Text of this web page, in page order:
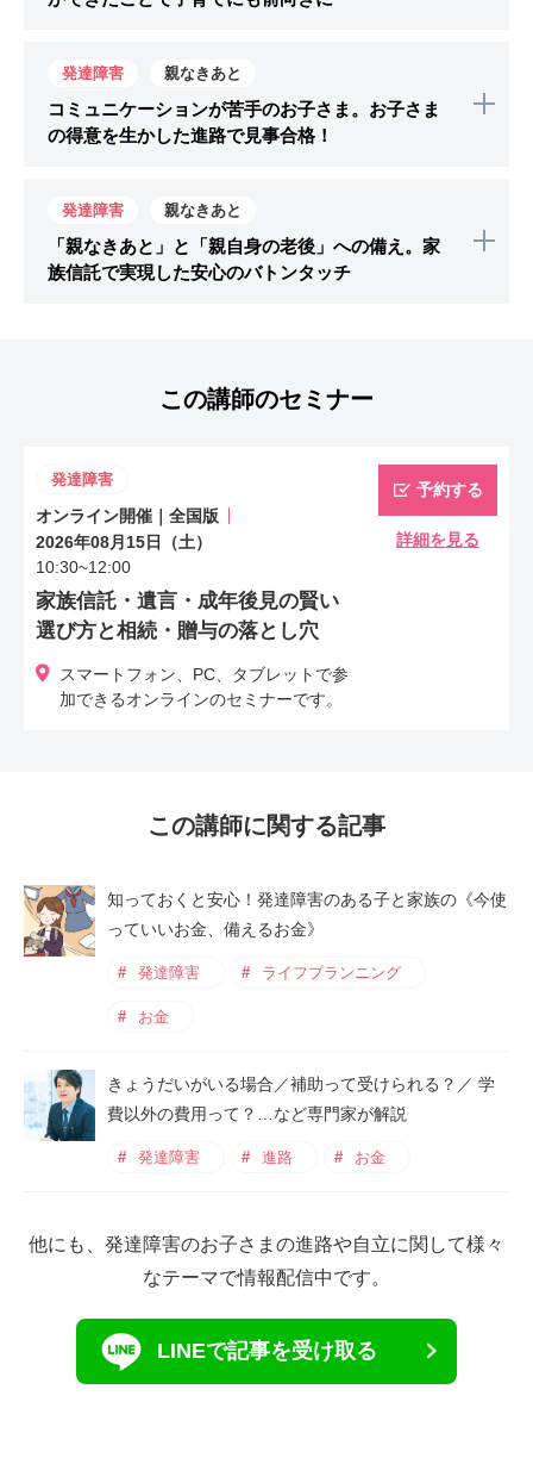
お子さまがグレーゾーン。小学校入学してうまくや
っていけるか、自立までにどれくらいお金がかかる
のかなど漠然とした不安を抱えていらっしゃいまし
リング。お子さまにとって最適な環境とご両親にと
って進ませたい環境のズレを整理。習い事、将来自
立までに想定される教育費用などトータル的なライ
子育てをしていきたいと思えるようになりまし
発達障害 親なきあと
コミュニケーションが苦手のお子さま。お子さま
の得意を生かした進路で見事合格！
周りとのコミュニケーションをとるのが難しく高校
以降の進路に悩まれているご家庭。私立も検討して
いたので教育資金に多く費やした場合に、自分たち
性にあった高校の選び方を一緒に整理。就職・自立
だきました。お子さまは無事に第一志望の都立高校
に合格。今後の見通しが立ったことはもちろん、親
が亡きあとのことを今から知れたことも喜んでいた
だけたようです。
発達障害 親なきあと
「親なきあと」と「親自身の老後」への備え。家
族信託で実現した安心のバトンタッチ
の認知症による資産凍結リスクと、それによるお子
はご家族の希望を丁寧にヒアリングし、現状の資産
（預貯金、不動産、保険）を整理。そのうえで、司
法書士と連携し、ご自宅と預金の一部を信託財産と
し、判断能力があるうちは ご主人が、万が一の際
は奥様がお子さまのために財産を管理できる家族信
託をご提案しました。併せて、ご夫婦の老後資金計
画も見直し、生命保険を活用した「親なきあと」の
資金準備も具体化。 「自分たちにもしものことが
この講師のセミナー
発達障害
オンライン開催｜全国版
2026年08月15日（土）
10:30~12:00
家族信託・遺言・成年後見の賢い
選び方と相続・贈与の落とし穴
スマートフォン、PC、タブレットで参
加できるオンラインのセミナーです。
予約する
詳細を見る
この講師に関する記事
知っておくと安心！発達障害のある子と家族の《今使
っていいお金、備えるお金》
発達障害 ライフプランニング
お金
きょうだいがいる場合／補助って受けられる？／ 学
費以外の費用って？…など専門家が解説
発達障害 進路 お金
他にも、発達障害のお子さまの進路や自立に関して様々
なテーマで情報配信中です。
LINEで記事を受け取る